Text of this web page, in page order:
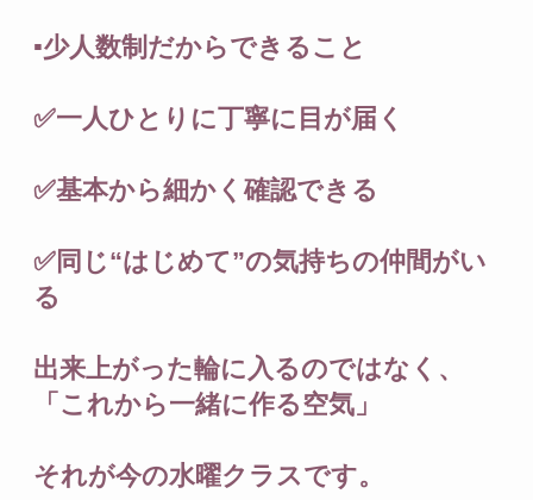
▪️少人数制だからできること
✅一人ひとりに丁寧に目が届く
✅基本から細かく確認できる
✅同じ“はじめて”の気持ちの仲間がい
る
出来上がった輪に入るのではなく、
「これから一緒に作る空気」
それが今の水曜クラスです。